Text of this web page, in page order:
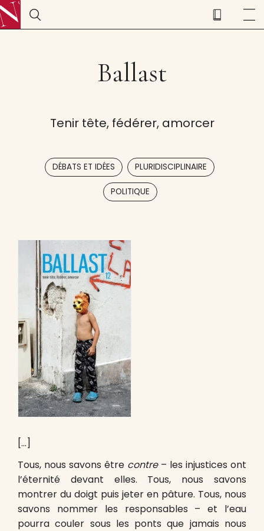
Ballast
Tenir tête, fédérer, amorcer
DÉBATS ET IDÉES PLURIDISCIPLINAIRE
POLITIQUE
[…]
Tous, nous savons être contre– les injustices ont
l’éternité devant elles. Tous, nous savons
montrer du doigt puis jeter en pâture. Tous, nous
savons nommer les responsables – et l’eau
pourra couler sous les ponts que jamais nous